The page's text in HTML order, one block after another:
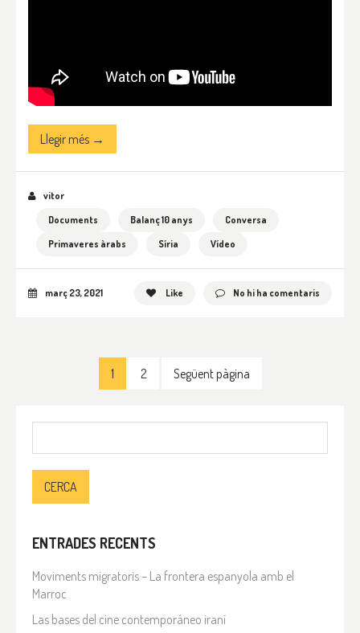
Llegir més →
vitor
Documents
Balanç 10 anys
Conversa
Primaveres àrabs
Síria Vídeo
març 23, 2021 Like No hi ha comentaris
1 2 Següent pàgina
ENTRADES RECENTS
Moviments migratoris – La frontera espanyola amb el
Marroc
Las bases del cine contemporáneo iraní